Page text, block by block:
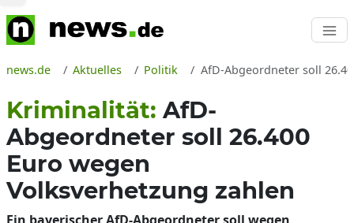
news.de Aktuelles Politik AfD-Abgeordneter soll
Kriminalität: AfD-
Abgeordneter soll 26.400
Euro wegen
Volksverhetzung zahlen